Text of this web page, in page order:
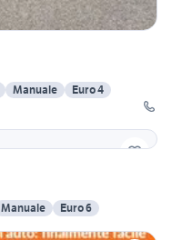
Manuale
Euro 4
Manuale Euro 6